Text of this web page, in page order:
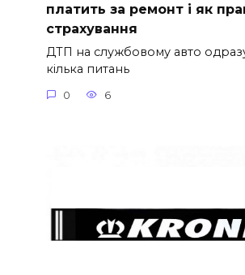
платить за ремонт і як
страхування
ДТП на службовому авто
кілька питань
0 6